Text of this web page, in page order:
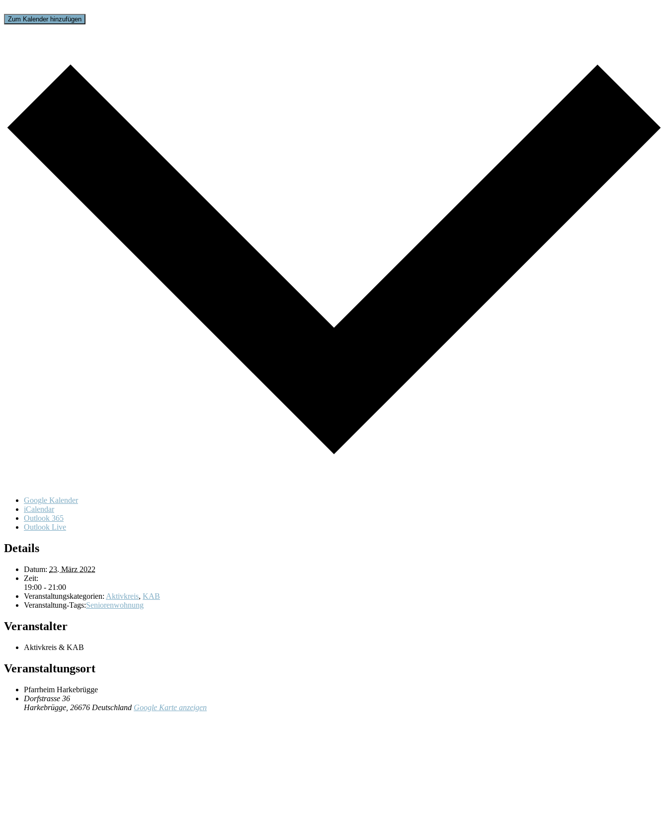
Zum Kalender hinzufügen
Google Kalender
iCalendar
Outlook 365
Outlook Live
Details
Datum: 23. März 2022
Zeit:
19:00 - 21:00
Veranstaltungskategorien: Aktivkreis, KAB
Veranstaltung-Tags:Seniorenwohnung
Veranstalter
Aktivkreis & KAB
Veranstaltungsort
Pfarrheim Harkebrügge
Dorfstrasse 36
Harkebrügge 26676 Deutschland Google Karte anzeigen